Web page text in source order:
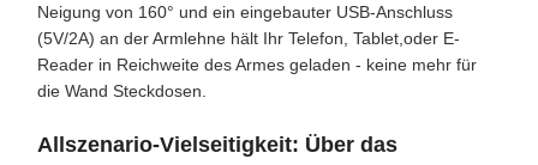
Neigung von 160° und ein eingebauter USB-Anschluss
(5V/2A) an der Armlehne hält Ihr Telefon, Tablet,oder E-
Reader in Reichweite des Armes geladen - keine mehr für
die Wand Steckdosen.
Allszenario-Vielseitigkeit: Über das